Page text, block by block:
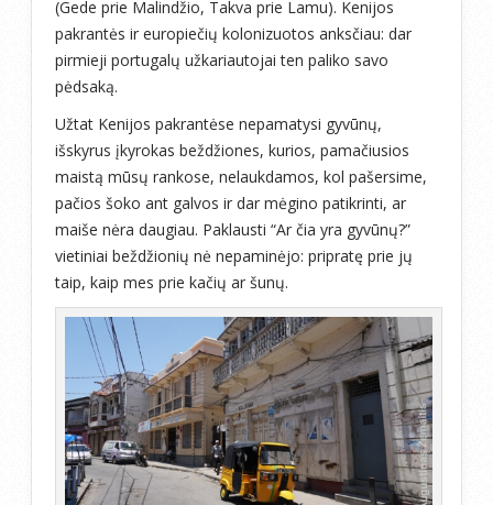
(Gede prie Malindžio, Takva prie Lamu). Kenijos
pakrantės ir europiečių kolonizuotos anksčiau: dar
pirmieji portugalų užkariautojai ten paliko savo
pėdsaką.
Užtat Kenijos pakrantėse nepamatysi gyvūnų,
išskyrus įkyrokas beždžiones, kurios, pamačiusios
maistą mūsų rankose, nelaukdamos, kol pašersime,
pačios šoko ant galvos ir dar mėgino patikrinti, ar
maiše nėra daugiau. Paklausti “Ar čia yra gyvūnų?”
vietiniai beždžionių nė nepaminėjo: pripratę prie jų
taip, kaip mes prie kačių ar šunų.